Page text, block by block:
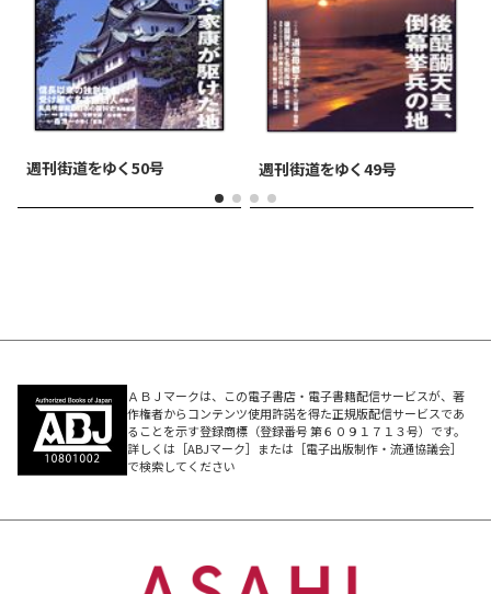
週刊街道をゆく 50号 週刊街道をゆく 49号
ＡＢＪマークは、この電子書店・電子書籍配信サービスが、著
作権者からコンテンツ使用許諾を得た正規版配信サービスであ
ることを示す登録商標（登録番号 第６０９１７１３号）です。
詳しくは［ABJマーク］または［電子出版制作・流通協議会］
で検索してください